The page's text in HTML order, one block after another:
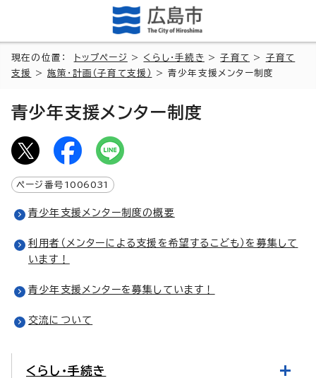
現在の位置： トップページ > くらし・手続き >子育て > 子育て
支援
>施策・計画（子育て支援） > 青少年支援メンター制度
青少年支援メンター制度
ページ番号 1006031
青少年支援メンター制度の概要
利用者（メンターによる支援を希望するこども）を募集して
います！
青少年支援メンターを募集しています！
交流について
くらし・手続き